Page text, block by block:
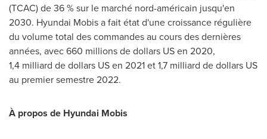
(TCAC) de 36 % sur le marché nord-américain jusqu'en
2030. Hyundai Mobis a fait état d'une croissance régulière
du volume total des commandes au cours des dernières
années, avec 660 millions de dollars US en 2020,
1,4 milliard de dollars US en 2021 et1,7 milliard de dollars US
au premier semestre 2022.
À propos de Hyundai Mobis